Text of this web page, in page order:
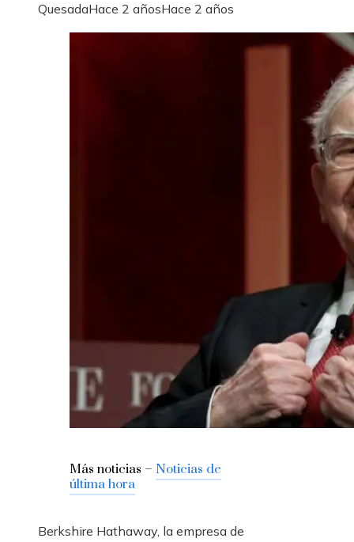
QuesadaHace 2 añosHace 2 años
Más noticias – Noticias de
última hora
Berkshire Hathaway, la empresa de